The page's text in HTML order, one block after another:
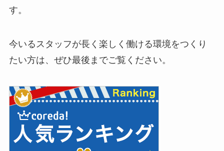
す。
今いるスタッフが長く楽しく働ける環境をつくり
たい方は、ぜひ最後までご覧ください。